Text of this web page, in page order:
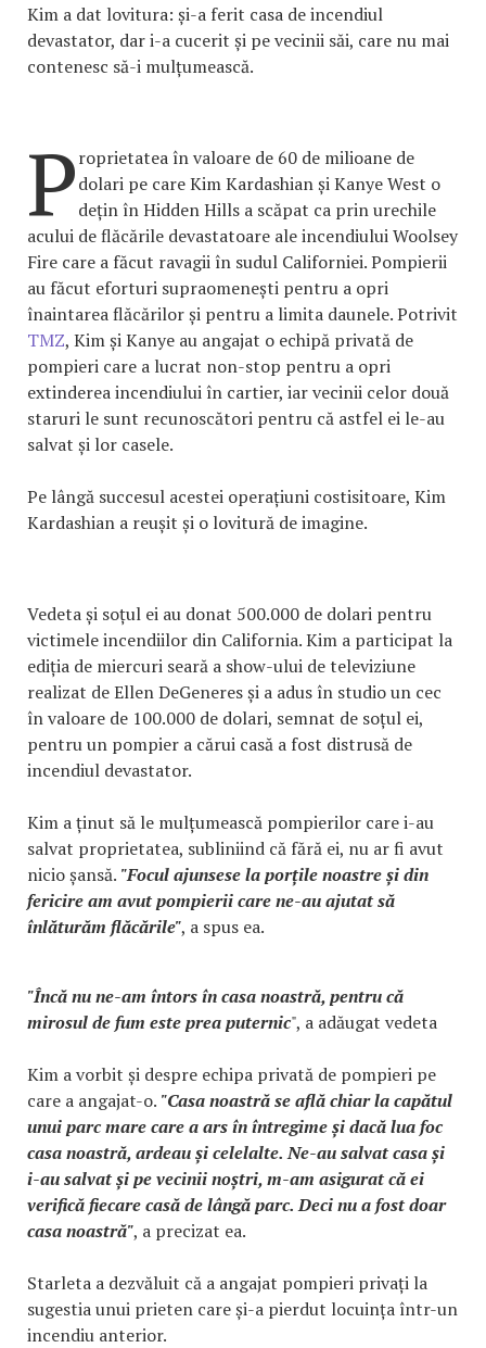
Kim a dat lovitura: și-a ferit casa de incendiul
devastator, dar i-a cucerit și pe vecinii săi, care nu mai
contenesc să-i mulțumească.
Proprietatea în valoare de 60 de milioane de
dolari pe care Kim Kardashian și Kanye West o
dețin în Hidden Hills a scăpat ca prin urechile
acului de flăcările devastatoare ale incendiului Woolsey
Fire care a făcut ravagii în sudul Californiei. Pompierii
au făcut eforturi supraomenești pentru a opri
înaintarea flăcărilor și pentru a limita daunele. Potrivit
TMZ, Kim și Kanye au angajat o echipă privată de
pompieri care a lucrat non-stop pentru a opri
extinderea incendiului în cartier, iar vecinii celor două
staruri le sunt recunoscători pentru că astfel ei le-au
salvat și lor casele.
Pe lângă succesul acestei operațiuni costisitoare, Kim
Kardashian a reușit și o lovitură de imagine.
Vedeta și soțul ei au donat 500.000 de dolari pentru
victimele incendiilor din California. Kim a participat la
ediția de miercuri seară a show-ului de televiziune
realizat de Ellen DeGeneres și a adus în studio un cec
în valoare de 100.000 de dolari, semnat de soțul ei,
pentru un pompier a cărui casă a fost distrusă de
incendiul devastator.
Kim a ținut să le mulțumească pompierilor care i-au
salvat proprietatea, subliniind că fără ei, nu ar fi avut
nicio șansă. "Focul ajunsese la porțile noastre și din
fericire am avut pompierii care ne-au ajutat să
înlăturăm flăcările", a spus ea.
"Încă nu ne-am întors în casa noastră, pentru că
mirosul de fum este prea puternic", a adăugat vedeta
Kim a vorbit și despre echipa privată de pompieri pe
care a angajat-o. "Casa noastră se află chiar la capătul
unui parc mare care a ars în întregime și dacă lua foc
casa noastră, ardeau și celelalte. Ne-au salvat casa și
i-au salvat și pe vecinii noștri, m-am asigurat că ei
verifică fiecare casă de lângă parc. Deci nu a fost doar
casa noastră", a precizat ea.
Starleta a dezvăluit că a angajat pompieri privați la
sugestia unui prieten care și-a pierdut locuința într-un
incendiu anterior.